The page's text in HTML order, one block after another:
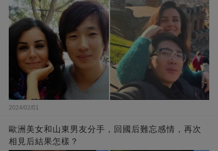
2024/02/01
歐洲美女和山東男友分手，回國后難忘感情，再次
相見后結果怎樣？